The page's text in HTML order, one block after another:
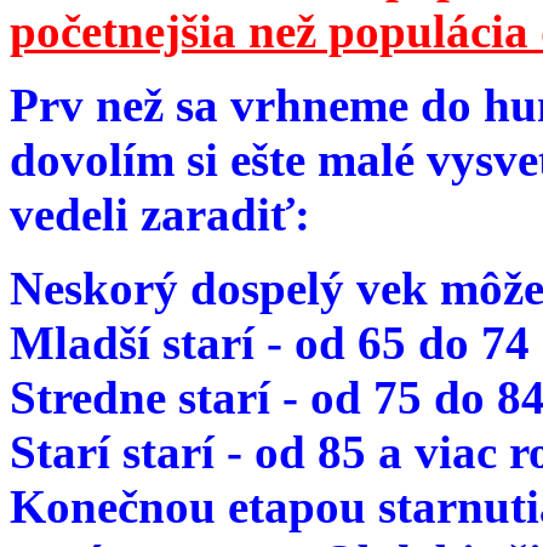
početnejšia než
Prv než sa vrhneme do
dovolím si ešte malé
vedeli zaradiť:
Neskorý dospelý vek
Mladší starí - od 65 do
Stredne starí - od 75 do
Starí starí - od 85 a viac
Konečnou etapou